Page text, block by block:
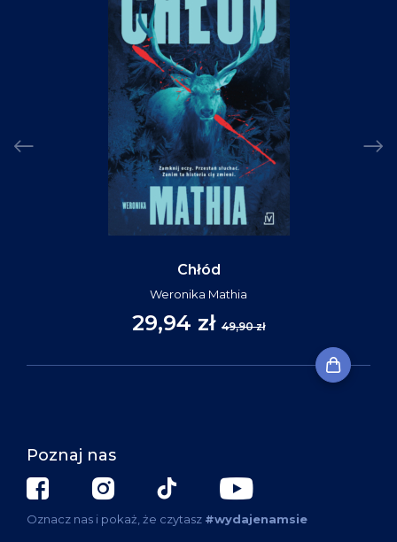
Chłód
Weronika Mathia
29,94 zł 49,90 zł
Poznaj nas
Oznacz nas i pokaż, że czytasz #wydajenamsie